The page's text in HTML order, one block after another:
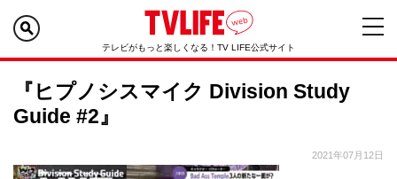
テレビがもっと楽しくなる！TV LIFE公式サイト
『ヒプノシスマイク Division Study
Guide #2』
2021年07月12日